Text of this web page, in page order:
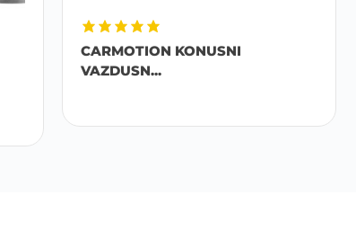
CARMOTION KONUSNI
VAZDUSN...